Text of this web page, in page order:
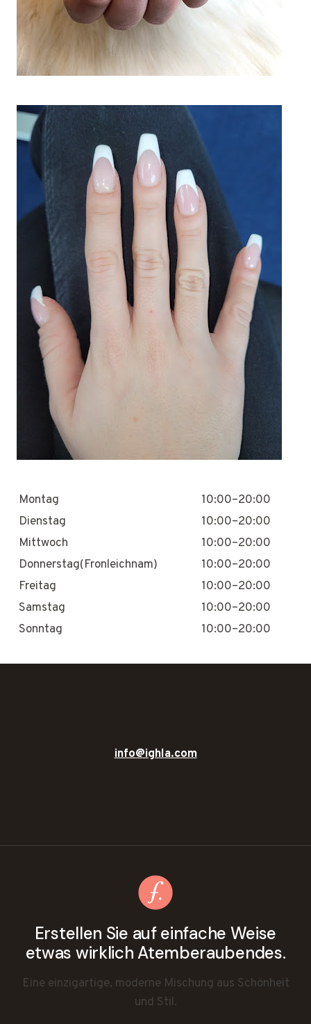
Montag
10:00–20:00
Dienstag
10:00–20:00
Mittwoch
10:00–20:00
Donnerstag(Fronleichnam)
10:00–20:00
Freitag
10:00–20:00
Samstag
10:00–20:00
Sonntag
10:00–20:00
info@ighla.com
Erstellen Sie auf einfache Weise
etwas wirklich Atemberaubendes.
Eine einzigartige, moderne Mischung aus Schönheit
und Stil.